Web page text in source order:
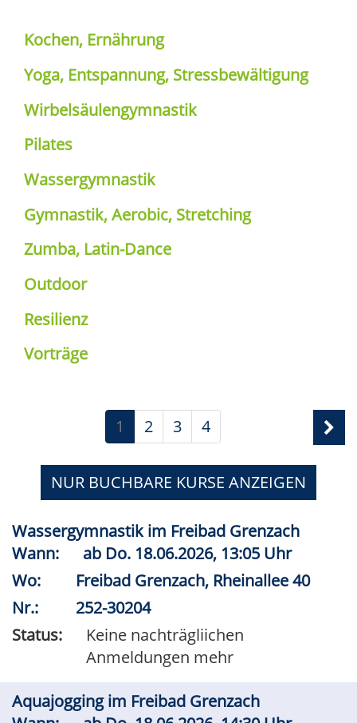
Kochen, Ernährung
Yoga, Entspannung, Stressbewältigung
Wirbelsäulengymnastik
Pilates
Wassergymnastik
Gymnastik, Aerobic, Stretching
Zumba, Latin-Dance
Outdoor
Resilienz
Vorträge
1 2 3 4
NUR BUCHBARE KURSE ANZEIGEN
Wassergymnastik im Freibad Grenzach
Wann:
ab Do. 18.06.2026, 13:05 Uhr
Wo:
Freibad Grenzach, Rheinallee 40
Nr.:
252-30204
Status:
Keine nachträgliichen
Anmeldungen mehr
Aquajogging im Freibad Grenzach